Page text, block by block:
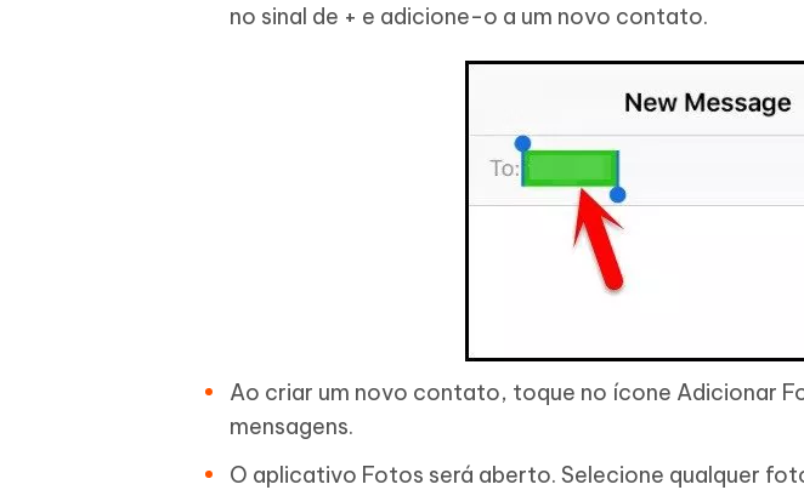
no sinal de + e adicione-o a um novo contato.
Ao criar um novo contato, toque no ícone Adicionar
mensagens.
O aplicativo Fotos será aberto. Selecione qualquer